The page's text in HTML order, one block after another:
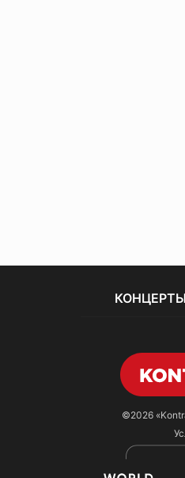
КОНЦЕРТЫ
©2026